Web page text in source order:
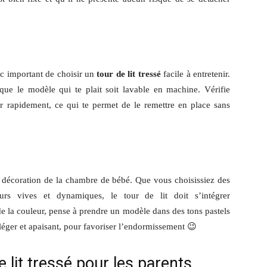
important de choisir untour de lit tresséfacile à entretenir.
le modèle qui te plait soit lavable en machine. Vérifie
ce qui te permet de le remettre en place sans
de la chambre de bébé. Que vous choisissiez des
vives et dynamiques, le tour de lit doit s’intégrer
la couleur, pense à prendre un modèle dans des tons pastels
et apaisant, pour favoriser l’endormissement 😉